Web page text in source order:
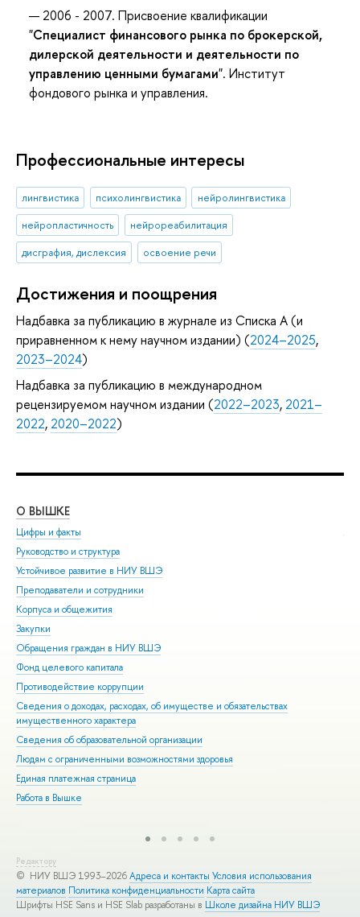
2006 - 2007. Присвоение квалификации
"Специалист финансового рынка по брокерской,
дилерской деятельности и деятельности по
управлению ценными бумагами". Институт
фондового рынка и управления.
Профессиональные интересы
лингвистика психолингвистика
нейролингвистика
нейропластичность
нейрореабилитация
дисграфия, дислексия
освоение речи
Достижения и поощрения
Надбавка за публикацию в журнале из Списка А (и
приравненном к нему научном издании) (2024–2025,
2023–2024)
Надбавка за публикацию в международном
рецензируемом научном издании (2022–2023, 2021–
2022, 2020–2022)
О ВЫШКЕ
Цифры и факты
Руководство и структура
Устойчивое развитие в НИУ ВШЭ
Преподаватели и сотрудники
Корпуса и общежития
Закупки
Обращения граждан в НИУ ВШЭ
Фонд целевого капитала
Противодействие коррупции
Сведения о доходах, расходах, об имуществе и обязательствах
имущественного характера
Сведения об образовательной организации
Людям с ограниченными возможностями здоровья
Единая платежная страница
Работа в Вышке
Редактору
© НИУ ВШЭ 1993–2026Адреса и контакты Условия использования
материалов Политика конфиденциальности Карта сайта
Шрифты HSE Sans и HSE Slab разработаны в Школе дизайна НИУ ВШЭ